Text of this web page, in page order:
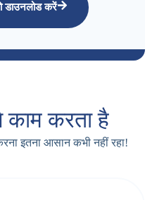
डाउनलोड करें
करता है
इतना आसान कभी नहीं रहा!